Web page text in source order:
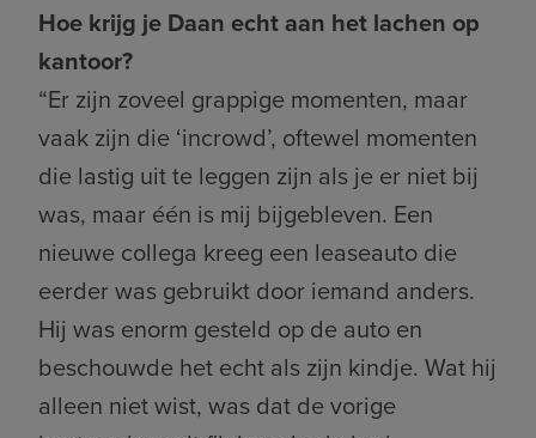
Hoe krijg je Daan echt aan het lachen op
kantoor?
“Er zijn zoveel grappige momenten, maar
vaak zijn die ‘incrowd’, oftewel momenten
die lastig uit te leggen zijn als je er niet bij
was, maar één is mij bijgebleven. Een
nieuwe collega kreeg een leaseauto die
eerder was gebruikt door iemand anders.
Hij was enorm gesteld op de auto en
beschouwde het echt als zijn kindje. Wat hij
alleen niet wist, was dat de vorige